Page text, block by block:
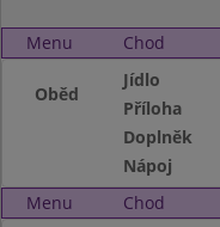
Menu Chod
Oběd
Jídlo
Příloha
Doplněk
Nápoj
Menu
Chod